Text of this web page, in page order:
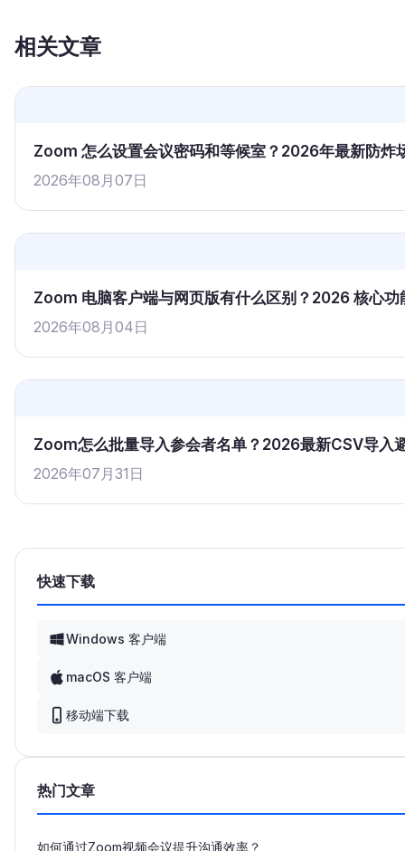
相关文章
Zoom 怎么设置会议密码和等候室？2026年最新防炸
2026年08月07日
Zoom 电脑客户端与网页版有什么区别？2026 核心功
2026年08月04日
Zoom怎么批量导入参会者名单？2026最新CSV导入
2026年07月31日
快速下载
Windows 客户端
macOS 客户端
移动端下载
热门文章
如何通过Zoom视频会议提升沟通效率？